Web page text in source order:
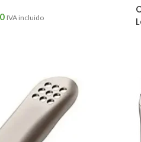
IVA incluido